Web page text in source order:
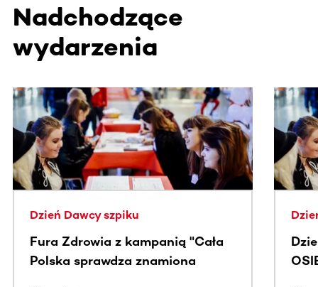
Nadchodzące
wydarzenia
Ta sekcja zawiera treści przewijane w poziomie. Użyj
Dzień Dawcy szpiku
Fura Zdrowia z kampanią "Cała
Polska sprawdza znamiona